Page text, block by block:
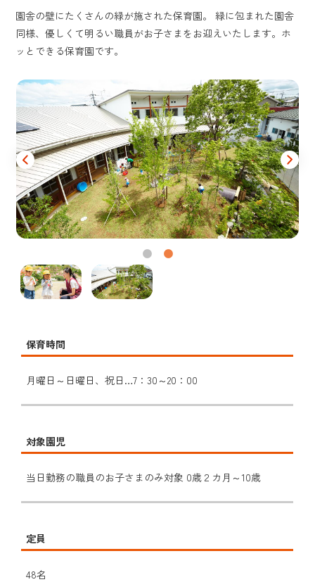
園舎の壁にたくさんの緑が施された保育園。 緑に包まれた園舎
同様、優しくて明るい職員がお子さまをお迎えいたします。ホ
ッとできる保育園です。
保育時間
月曜日～日曜日、祝日…7：30～20：00
対象園児
当日勤務の職員のお子さまのみ対象 0歳２カ月～10歳
定員
48名